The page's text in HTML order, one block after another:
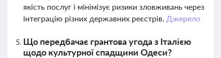
якість послуг і мінімізує ризики зловживань через
інтеграцію різних державних реєстрів. Джерело
Що передбачає грантова угода з Італією
щодо культурної спадщини Одеси?